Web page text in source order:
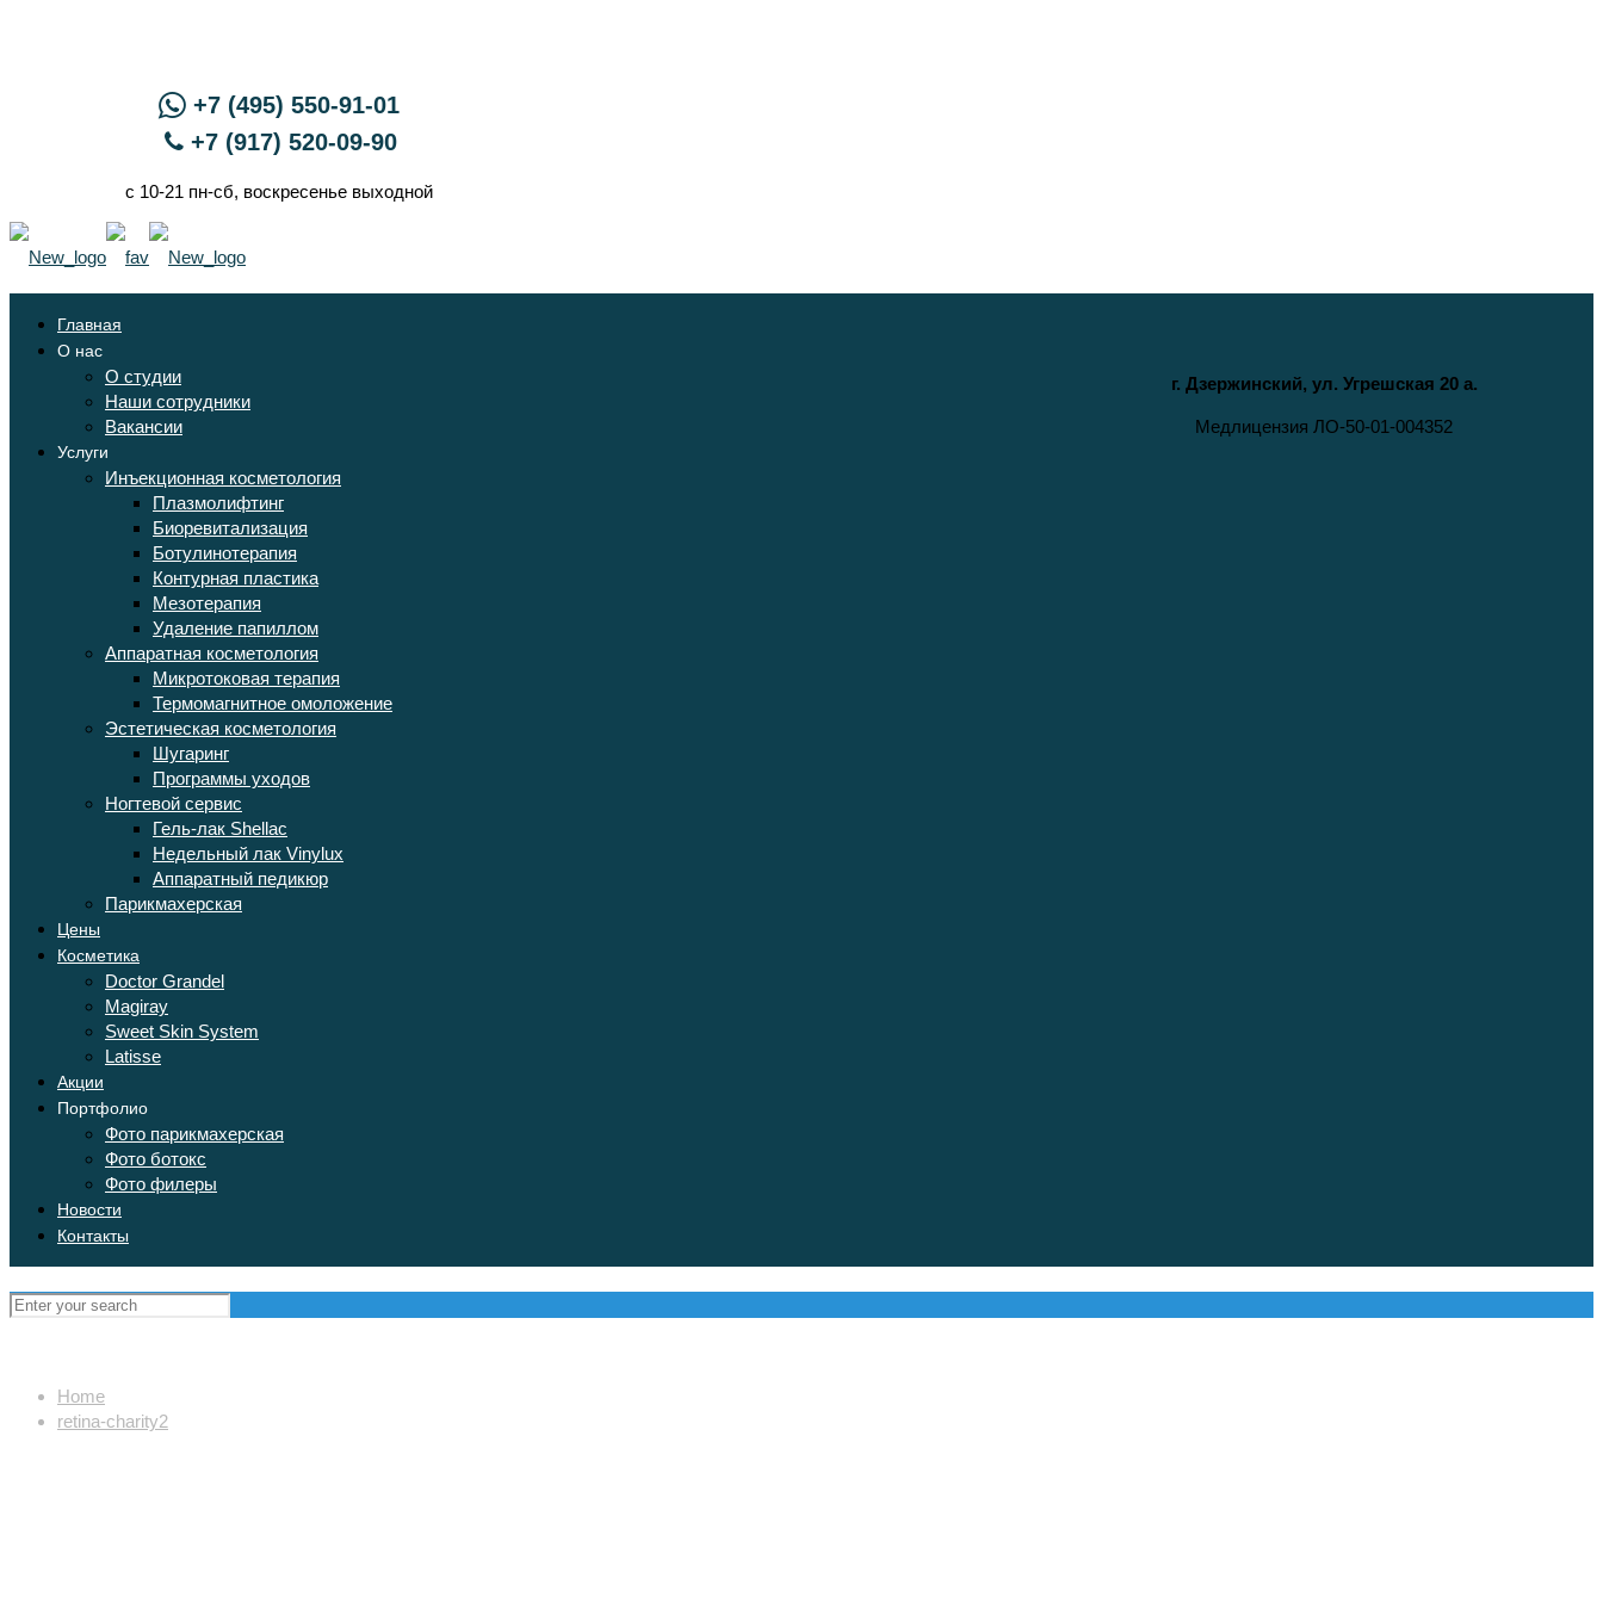
+7 (495) 550-91-01
+7 (917) 520-09-90
с 10-21 пн-сб, воскресенье выходной
г. Дзержинский, ул. Угрешская 20 а.
Медлицензия ЛО-50-01-004352
Главная
О нас
О студии
Наши сотрудники
Вакансии
Услуги
Инъекционная косметология
Плазмолифтинг
Биоревитализация
Ботулинотерапия
Контурная пластика
Мезотерапия
Удаление папиллом
Аппаратная косметология
Микротоковая терапия
Термомагнитное омоложение
Эстетическая косметология
Шугаринг
Программы уходов
Ногтевой сервис
Гель-лак Shellac
Недельный лак Vinylux
Аппаратный педикюр
Парикмахерская
Цены
Косметика
Doctor Grandel
Magiray
Sweet Skin System
Latisse
Акции
Портфолио
Фото парикмахерская
Фото ботокс
Фото филеры
Новости
Контакты
Home
retina-charity2